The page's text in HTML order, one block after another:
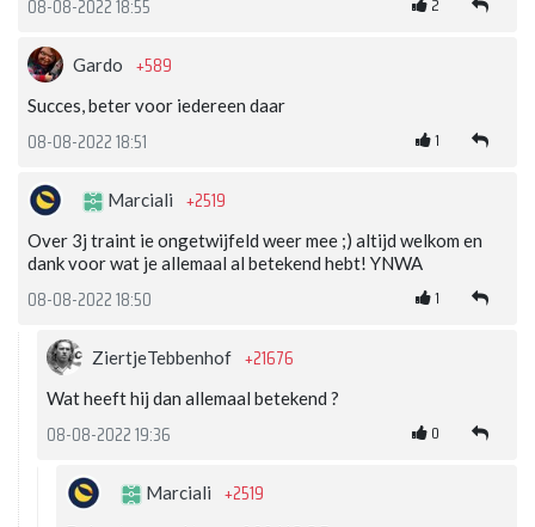
08-08-2022 18:55
Gardo +589
Succes, beter voor iedereen daar
08-08-2022 18:51 1
Marciali +2519
Over 3j traint ie ongetwijfeld weer mee ;) altijd welkom en
dank voor wat je allemaal al betekend hebt! YNWA
08-08-2022 18:50 1
ZiertjeTebbenhof +21676
Wat heeft hij dan allemaal betekend ?
08-08-2022 19:36 0
Marciali +2519